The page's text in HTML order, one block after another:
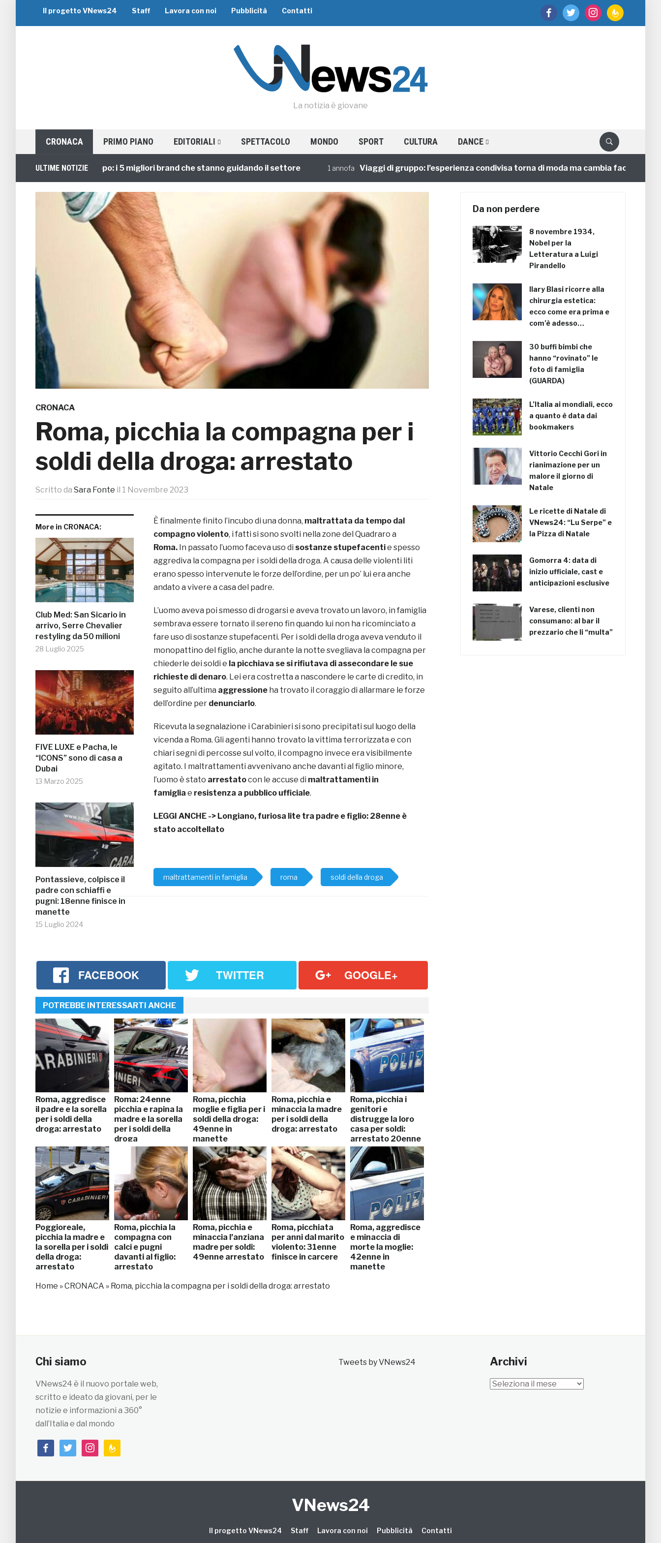
facebooktwitter instagramfeedburner
Il progetto VNews24 Staff Lavora con noi Pubblicità Contatti
La notizia è giovane
CRONACA PRIMO PIANO EDITORIALI SPETTACOLO MONDO SPORT CULTURA DANCE
ULTIME NOTIZIE
Viaggi di Gruppo: i 5 migliori brand che stanno guidando il settore 1 annofa Viaggi di gruppo: l’esperienza condivisa torna di moda ma cambia faccia
CRONACA
Roma, picchia la compagna per i
soldi della droga: arrestato
Scritto da Sara Fonte il 1 Novembre 2023
More in CRONACA:
Club Med: San Sicario in
arrivo, Serre Chevalier
restyling da 50 milioni
28 Luglio 2025
FIVE LUXE e Pacha, le
“ICONS” sono di casa a
Dubai
13 Marzo 2025
Pontassieve, colpisce il
padre con schiaffi e
pugni: 18enne finisce in
manette
15 Luglio 2024
È finalmente finito l’incubo di una donna, maltrattata da tempo dal
compagno violento, i fatti si sono svolti nella zone del Quadraro a
Roma. In passato l’uomo faceva uso di sostanze stupefacentie spesso
aggrediva la compagna per i soldi della droga. A causa delle violenti liti
erano spesso intervenute le forze dell’ordine, per un po’ lui era anche
andato a vivere a casa del padre.
L’uomo aveva poi smesso di drogarsi e aveva trovato un lavoro, in famiglia
sembrava essere tornato il sereno fin quando lui non ha ricominciato a
fare uso di sostanze stupefacenti. Per i soldi della droga aveva venduto il
monopattino del figlio, anche durante la notte svegliava la compagna per
chiederle dei soldi e la picchiava se si rifiutava di assecondare le sue
richieste di denaro. Lei era costretta a nascondere le carte di credito, in
seguito all’ultima aggressione ha trovato il coraggio di allarmare le forze
dell’ordine per denunciarlo.
Ricevuta la segnalazione i Carabinieri si sono precipitati sul luogo della
vicenda a Roma. Gli agenti hanno trovato la vittima terrorizzata e con
chiari segni di percosse sul volto, il compagno invece era visibilmente
agitato. I maltrattamenti avvenivano anche davanti al figlio minore,
l’uomo è stato arrestatocon le accuse di maltrattamenti in
famiglia e resistenza a pubblico ufficiale.
LEGGI ANCHE -> Longiano, furiosa lite tra padre e figlio: 28enne è
stato accoltellato
maltrattamenti in famiglia roma soldi della droga
FACEBOOK TWITTER GOOGLE+
POTREBBE INTERESSARTI ANCHE
Roma, aggredisce
il padre e la sorella
per i soldi della
droga: arrestato
Roma: 24enne
picchia e rapina la
madre e la sorella
per i soldi della
droga
Roma, picchia
moglie e figlia per i
soldi della droga:
49enne in
manette
Roma, picchia e
minaccia la madre
per i soldi della
droga: arrestato
Roma, picchia i
genitori e
distrugge la loro
casa per soldi:
arrestato 20enne
Poggioreale,
picchia la madre e
la sorella per i soldi
della droga:
arrestato
Roma, picchia la
compagna con
calci e pugni
davanti al figlio:
arrestato
Roma, picchia e
minaccia l’anziana
madre per soldi:
49enne arrestato
Roma, picchiata
per anni dal marito
violento: 31enne
finisce in carcere
Roma, aggredisce
e minaccia di
morte la moglie:
42enne in
manette
Home »CRONACA » Roma, picchia la compagna per i soldi della droga: arrestato
Da non perdere
8 novembre 1934,
Nobel per la
Letteratura a Luigi
Pirandello
Ilary Blasi ricorre alla
chirurgia estetica:
ecco come era prima e
com’è adesso…
30 buffi bimbi che
hanno “rovinato” le
foto di famiglia
(GUARDA)
L’Italia ai mondiali, ecco
a quanto è data dai
bookmakers
Vittorio Cecchi Gori in
rianimazione per un
malore il giorno di
Natale
Le ricette di Natale di
VNews24: “Lu Serpe” e
la Pizza di Natale
Gomorra 4: data di
inizio ufficiale, cast e
anticipazioni esclusive
Varese, clienti non
consumano: al bar il
prezzario che li “multa”
Chi siamo
VNews24 è il nuovo portale web,
scritto e ideato da giovani, per le
notizie e informazioni a 360°
dall’Italia e dal mondo
facebooktwitterinstagramfeedburner
Tweets by VNews24 Archivi
Archivi
VNews24
Il progetto VNews24 Staff Lavora con noi Pubblicità Contatti